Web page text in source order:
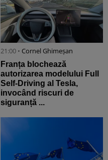
21:00 • Cornel Ghimeșan
Franța blochează
autorizarea modelului Full
Self-Driving al Tesla,
invocând riscuri de
siguranță ...